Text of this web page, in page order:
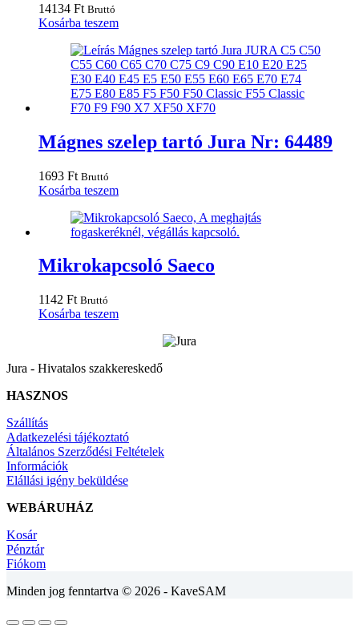
14134 Ft Bruttó
Kosárba teszem
Mágnes szelep tartó Jura Nr: 64489
1693 Ft Bruttó
Kosárba teszem
Mikrokapcsoló Saeco
1142 Ft Bruttó
Kosárba teszem
Jura - Hivatalos szakkereskedő
HASZNOS
Szállítás
Adatkezelési tájékoztató
Általános Szerződési Feltételek
Információk
Elállási igény beküldése
WEBÁRUHÁZ
Kosár
Pénztár
Fiókom
Minden jog fenntartva © 2026 - KaveSAM